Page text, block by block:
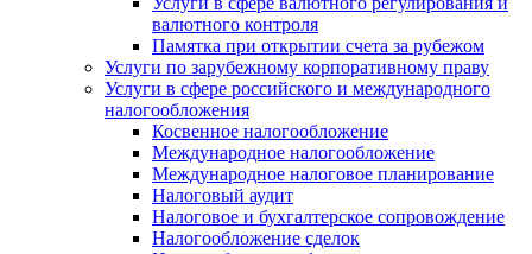
валютного контроля
Памятка при открытии счета за рубежом
Услуги по зарубежному корпоративному праву
Услуги в сфере российского и международного
налогообложения
Косвенное налогообложение
Международное налогообложение
Международное налоговое планирование
Налоговый аудит
Налоговое и бухгалтерское сопровождение
Налогообложение сделок